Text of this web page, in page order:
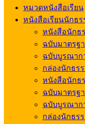
หมวดหนังสือเรียน
หนังสือเรียนนักธร
หนังสือนักธ
ฉบับมาตรฐ
ฉบับบูรณาก
กล่องนักธร
หนังสือนักธ
ฉบับมาตรฐ
ฉบับบูรณาก
กล่องนักธร